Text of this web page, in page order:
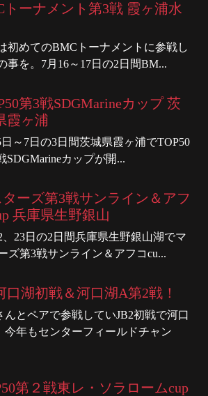
トーナメント第3戦 霞ヶ浦水
初めてのBMCトーナメントに参戦し
事を。7月16～17日の2日間BM...
第3戦SDGMarineカップ 茨
霞ヶ浦
日～7日の3日間茨城県霞ヶ浦でTOP50
SDGMarineカップが開...
ターズ第3戦サンライン＆アフ
兵庫県生野銀山
、23日の2日間兵庫県生野銀山湖でマ
ズ第3戦サンライン＆アフコcu...
口湖初戦＆河口湖A第2戦！
んとペアで参戦していJB2初戦で河口
今年もセンターフィールドチャン
第２戦東レ・ソラロームcup